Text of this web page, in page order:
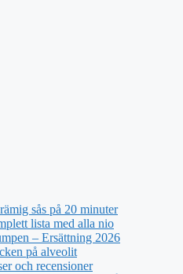
sås på 20 minuter
lista med alla nio
– Ersättning 2026
på alveolit
och recensioner